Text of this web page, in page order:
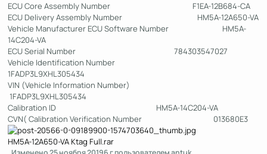
ECU Core Assembly Number F1EA-12B684-CA
ECU Delivery Assembly Number HM5A-12A650-VA
Vehicle Manufacturer ECU Software Number HM5A-
14C204-VA
ECU Serial Number 784303547027
Vehicle Identification Number
1FADP3L9XHL305434
VIN (Vehicle Information Number)
1FADP3L9XHL305434
Calibration ID HM5A-14C204-VA
CVN( Calibration Verification Number 013680E3
HM5A-12A650-VA Ktag Full.rar